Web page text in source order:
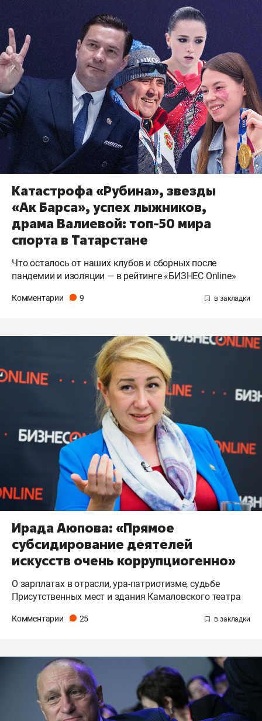
Катастрофа «Рубина», звезды
«Ак Барса», успех лыжников,
драма Валиевой: топ-50 мира
спорта в Татарстане
Что осталось от наших клубов и сборных после
пандемии и изоляции — в рейтинге «БИЗНЕС Online»
Комментарии 9
Ирада Аюпова: «Прямое
субсидирование деятелей
искусств очень коррупциогенно»
О зарплатах в отрасли, ура-патриотизме, судьбе
Присутственных мест и здания Камаловского театра
Комментарии 25